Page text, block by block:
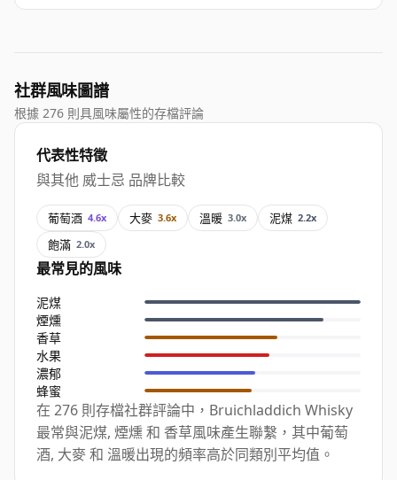
社群風味圖譜
根據 276 則具風味屬性的存檔評論
代表性特徵
與其他 威士忌 品牌比較
葡萄酒 4.6x 大麥 3.6x 溫暖 3.0x 泥煤 2.2x
飽滿 2.0x
最常見的風味
泥煤
煙燻
香草
水果
濃郁
蜂蜜
在 276 則存檔社群評論中，Bruichladdich Whisky
最常與泥煤, 煙燻 和 香草風味產生聯繫，其中葡萄
酒, 大麥 和 溫暖出現的頻率高於同類別平均值。